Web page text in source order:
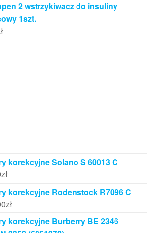
2 wstrzykiwacz do insuliny
1szt.
korekcyjne Solano S 60013 C
zł
korekcyjne Rodenstock R7096 C
zł
korekcyjne Burberry BE 2346